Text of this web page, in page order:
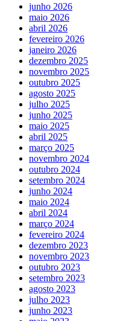
junho 2026
maio 2026
abril 2026
fevereiro 2026
janeiro 2026
dezembro 2025
novembro 2025
outubro 2025
agosto 2025
julho 2025
junho 2025
maio 2025
abril 2025
março 2025
novembro 2024
outubro 2024
setembro 2024
junho 2024
maio 2024
abril 2024
março 2024
fevereiro 2024
dezembro 2023
novembro 2023
outubro 2023
setembro 2023
agosto 2023
julho 2023
junho 2023